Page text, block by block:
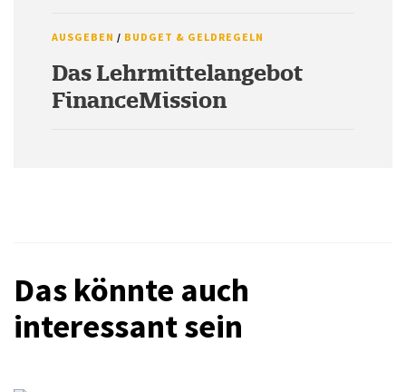
AUSGEBEN / BUDGET & GELDREGELN
Das Lehrmittelangebot
FinanceMission
Das könnte auch
interessant sein